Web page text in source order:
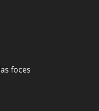
foces